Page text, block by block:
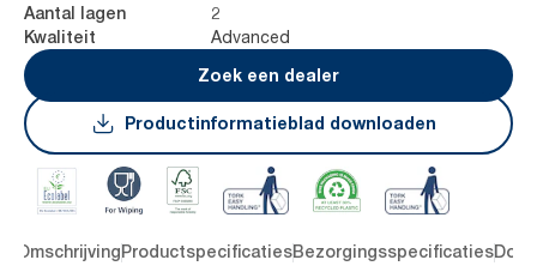
Aantal lagen 2
Kwaliteit
Advanced
Zoek een dealer
Productinformatieblad downloaden
OmschrijvingProductspecificatiesBezorgingsspecificaties